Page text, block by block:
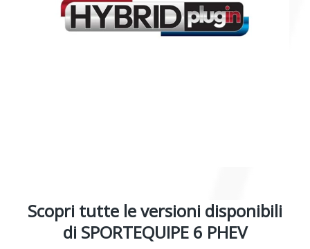
Scopri tutte le versioni disponibili
di SPORTEQUIPE 6 PHEV